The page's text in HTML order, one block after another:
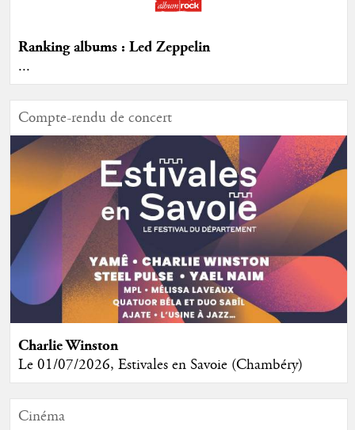
Ranking albums : Led Zeppelin
...
Compte-rendu de concert
Charlie Winston
Le 01/07/2026, Estivales en Savoie (Chambéry)
Cinéma